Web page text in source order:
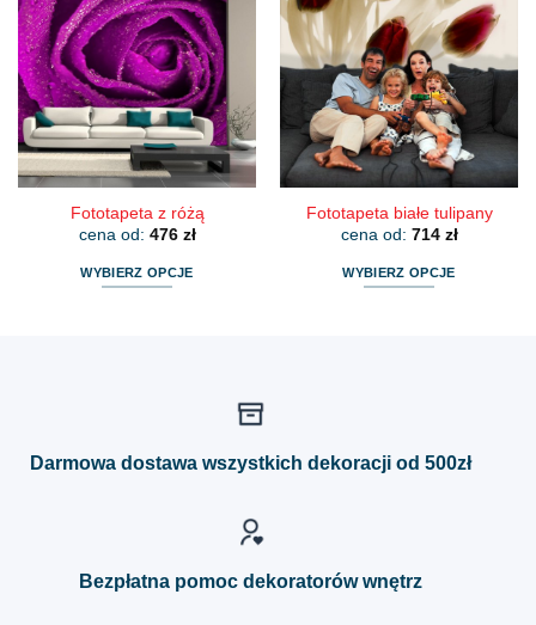
wariantów.
Opcje
można
wybrać
na
stronie
produktu
wariantów.
Opcje
można
wybrać
na
stronie
produktu
Fototapeta z różą
cena od: 476 zł
WYBIERZ OPCJE
Fototapeta białe tulipany
cena od: 714 zł
WYBIERZ OPCJE
można
Darmowa dostawa wszystkich dekoracji od 500zł
Bezpłatna pomoc dekoratorów wnętrz